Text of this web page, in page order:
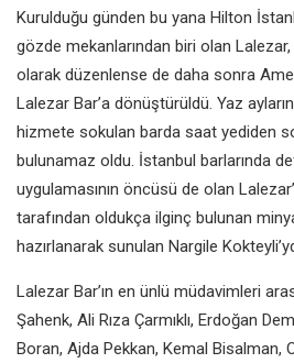
Kurulduğu günden bu yana Hilton
gözde mekanlarından biri olan
olarak düzenlense de daha sonra
Lalezar Bar’a dönüştürüldü. Yaz
hizmete sokulan barda saat yediden
bulunamaz oldu. İstanbul barlarında
uygulamasının öncüsü de olan
tarafından oldukça ilginç bulunan
hazırlanarak sunulan Nargile
Lalezar Bar’ın en ünlü müdavimleri
Şahenk, Ali Rıza Çarmıklı, Erdoğan
Boran, Ajda Pekkan, Kemal Bisalman,